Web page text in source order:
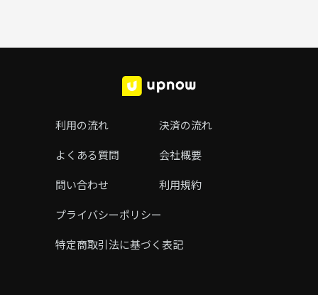
利用の流れ
決済の流れ
よくある質問
会社概要
問い合わせ
利用規約
プライバシーポリシー
特定商取引法に基づく表記